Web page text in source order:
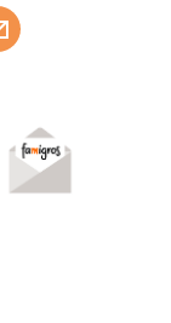
maintenant